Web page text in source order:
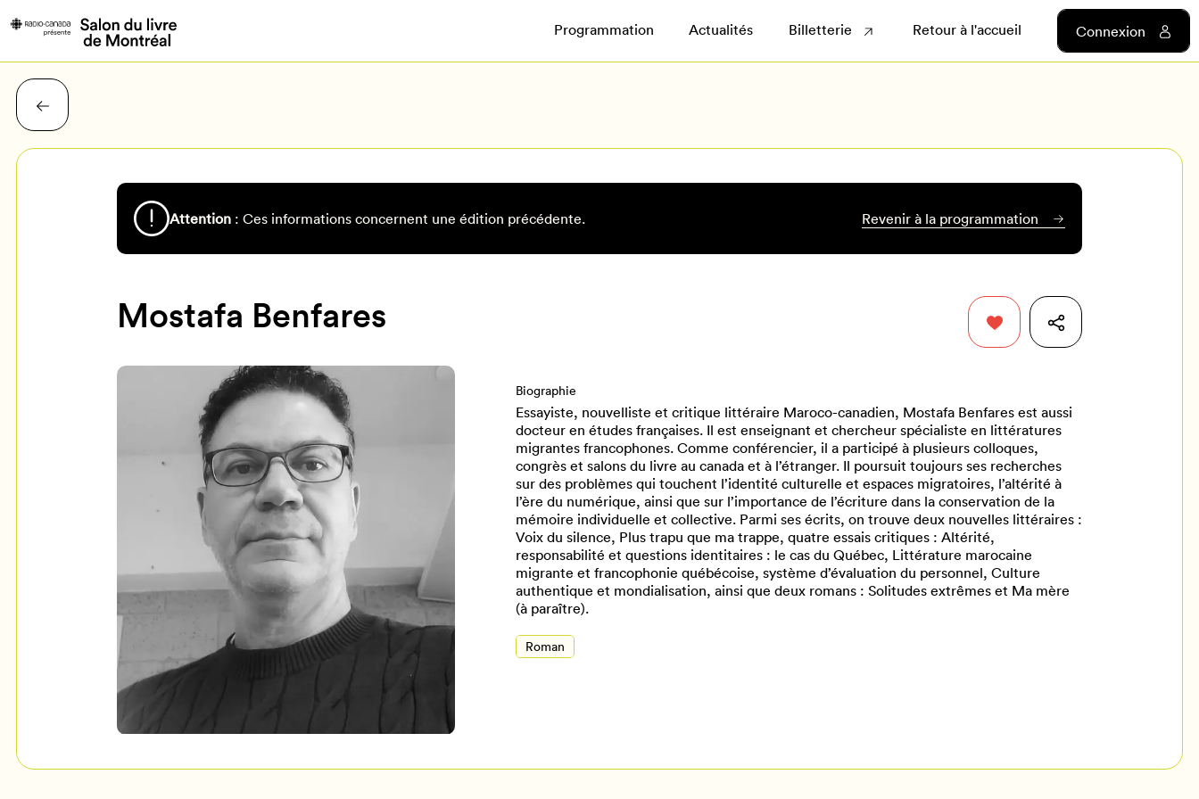
Programmation Actualités Billetterie Retour à l'accueil Connexion
Programmation
Billetterie
Attention : Ces informations concernent une édition précédente. Revenir à la programmation
Mostafa Benfares
Biographie
Essayiste, nouvelliste et critique littéraire Maroco-canadien, Mostafa Benfares est aussi
docteur en études françaises. Il est enseignant et chercheur spécialiste en littératures
migrantes francophones. Comme conférencier, il a participé à plusieurs colloques,
congrès et salons du livre au canada et à l’étranger. Il poursuit toujours ses recherches
sur des problèmes qui touchent l’identité culturelle et espaces migratoires, l’altérité à
l’ère du numérique, ainsi que sur l’importance de l’écriture dans la conservation de la
mémoire individuelle et collective. Parmi ses écrits, on trouve deux nouvelles littéraires :
Voix du silence, Plus trapu que ma trappe, quatre essais critiques : Altérité,
responsabilité et questions identitaires : le cas du Québec, Littérature marocaine
migrante et francophonie québécoise, système d’évaluation du personnel, Culture
authentique et mondialisation, ainsi que deux romans : Solitudes extrêmes et Ma mère
(à paraître).
Roman
Pour enregistrer vos favoris,
connectez-vous ou créez votre profil